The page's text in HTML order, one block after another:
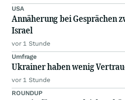
USA
Annäherung bei Gesprächen
Israel
vor 1 Stunde
Umfrage
Ukrainer haben wenig
vor 1 Stunde
ROUNDUP